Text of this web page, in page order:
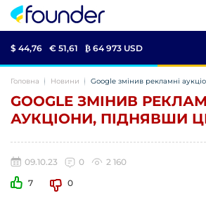
$ 44,76 € 51,61 ₿ 64 973 USD
Головна Новини Google змінив рекламні
GOOGLE ЗМІНИВ
АУКЦІОНИ, ПІДНЯВШИ
09.10.23 0
2 160
7
0